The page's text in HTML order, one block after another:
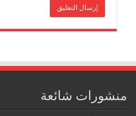
منشورات شائعة